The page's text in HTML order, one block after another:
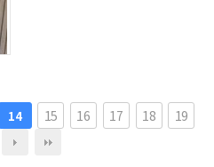
14 15 16 17 18
19